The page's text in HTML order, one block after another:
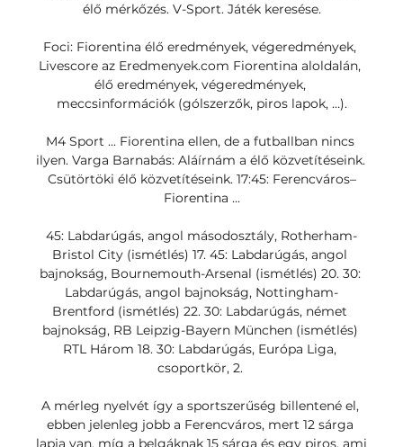
élő mérkőzés. V-Sport. Játék keresése.
Foci: Fiorentina élő eredmények, végeredmények,
Livescore az Eredmenyek.com Fiorentina aloldalán,
élő eredmények, végeredmények,
meccsinformációk (gólszerzők, piros lapok, …).
M4 Sport ... Fiorentina ellen, de a futballban nincs
ilyen. Varga Barnabás: Aláírnám a élő közvetítéseink.
Csütörtöki élő közvetítéseink. 17:45: Ferencváros–
Fiorentina ...
45: Labdarúgás, angol másodosztály, Rotherham-
Bristol City (ismétlés) 17. 45: Labdarúgás, angol
bajnokság, Bournemouth-Arsenal (ismétlés) 20. 30:
Labdarúgás, angol bajnokság, Nottingham-
Brentford (ismétlés) 22. 30: Labdarúgás, német
bajnokság, RB Leipzig-Bayern München (ismétlés)
RTL Három 18. 30: Labdarúgás, Európa Liga,
csoportkör, 2.
A mérleg nyelvét így a sportszerűség billentené el,
ebben jelenleg jobb a Ferencváros, mert 12 sárga
lapja van, míg a belgáknak 15 sárga és egy piros, ami